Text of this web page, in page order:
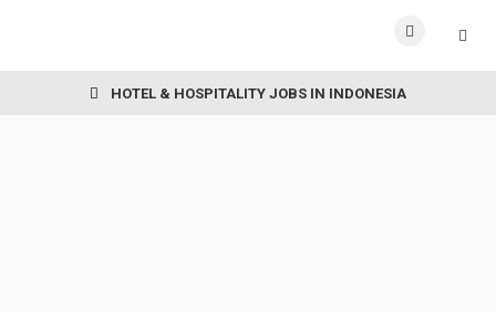
HOTEL & HOSPITALITY JOBS IN INDONESIA